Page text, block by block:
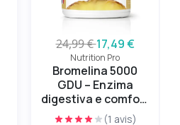
24,99 €17,49 €
Nutrition Pro
Bromelina 5000
GDU – Enzima
digestiva e comfort
articolare(1 avis)